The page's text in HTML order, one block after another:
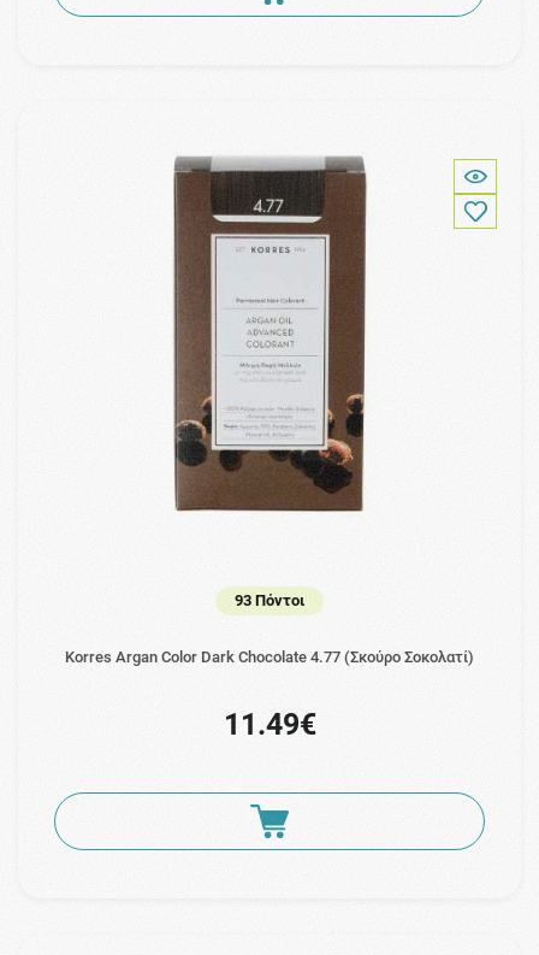
93 Πόντοι
Korres Argan Color Dark Chocolate 4.77 (Σκούρο Σοκολατί)
11.49€